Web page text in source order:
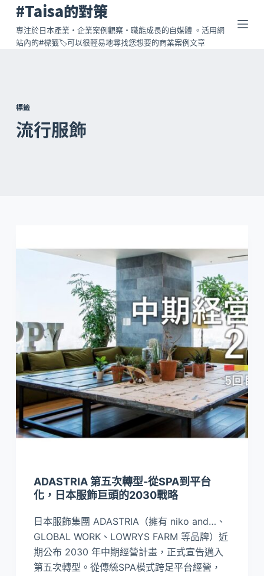
跳
至
主
#Taisa的對策
專注於日本產業・企業案例觀察・職能成長的自媒體 。活用網
站內的#標籤🏷️可以很輕易地尋找您想要的商業案例文章
標籤
流行服飾
ADASTRIA 第五次轉型-從SPA到平台
化，日本服飾巨頭的2030戰略
日本服飾集團 ADASTRIA（擁有 niko and…、
GLOBAL WORK、LOWRYS FARM 等品牌）近
期公布 2030 年中期經營計畫，正式宣告邁入
第五次轉型。從傳統SPA模式跨足平台經營，